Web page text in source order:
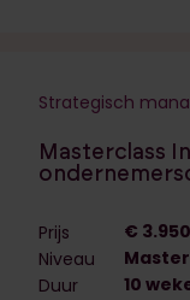
Strategisch
Masterclass
Prijs
€
Niveau
Master
Duur
10